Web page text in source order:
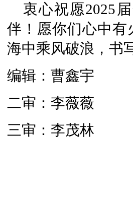
衷心祝愿2025
伴！愿你们心中
海中乘风破浪，书
编辑：曹鑫宇
二审：李薇薇
三审：李茂林